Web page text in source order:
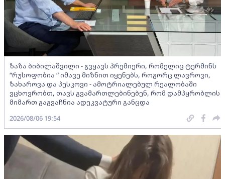
ზაზა ბიბილაშვილი - გვყავს პრემიერი, რომელიც ტერმინს
“რუსოფობია “ იმავე მიზნით იყენებს, როგორც ლავროვი,
ზახაროვა და პესკოვი - ამოტრიალებულ რეალობაში
ვცხოვრობთ, თავს გვამართლებინებენ, რომ დამპყრობლის
მიმართ გაგვაჩნია ადეკვატური განცდა
2026/08/06 19:54